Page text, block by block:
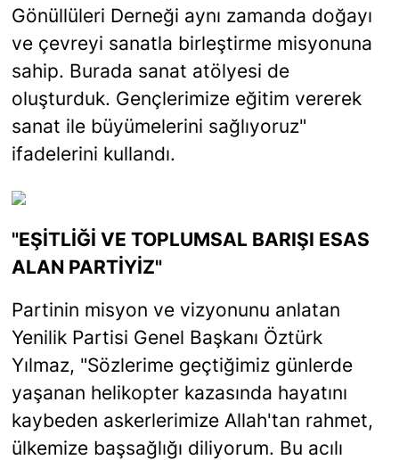
Gönüllüleri Derneği aynı zamanda doğayı
ve çevreyi sanatla birleştirme misyonuna
sahip. Burada sanat atölyesi de
oluşturduk. Gençlerimize eğitim vererek
sanat ile büyümelerini sağlıyoruz"
ifadelerini kullandı.
"EŞİTLİĞİ VE TOPLUMSAL BARIŞI ESAS
ALAN PARTİYİZ"
Partinin misyon ve vizyonunu anlatan
Yenilik Partisi Genel Başkanı Öztürk
Yılmaz, "Sözlerime geçtiğimiz günlerde
yaşanan helikopter kazasında hayatını
kaybeden askerlerimize Allah'tan rahmet,
ülkemize başsağlığı diliyorum. Bu acılı